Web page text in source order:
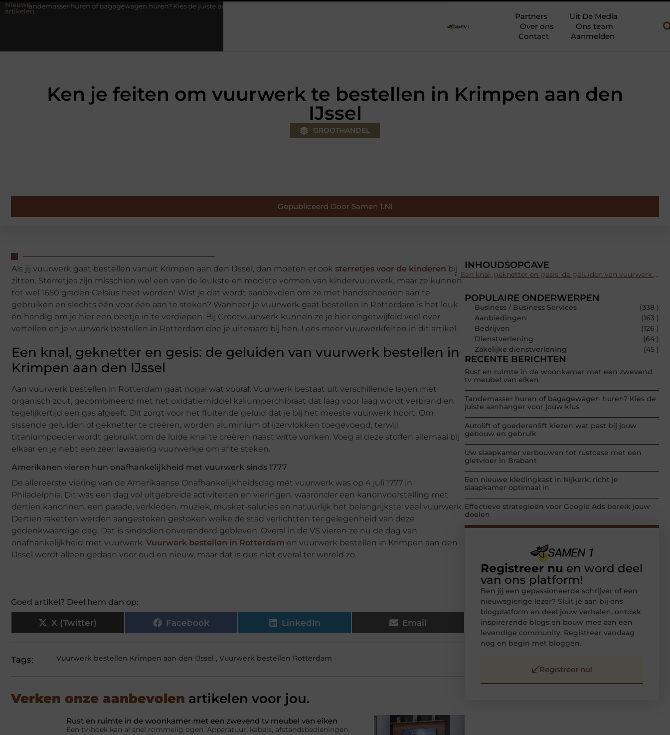
Nieuwe
artikelen
huren of bagagewagen huren? Kies de juiste aanhanger voor jouw klus
Partners
Uit De Media
Over ons
Ons team
Contact
Aanmelden
Ken je feiten om vuurwerk te bestellen in Krimpen aan den
IJssel
GROOTHANDEL
Gepubliceerd Door Samen 1.nl
Als jij vuurwerk gaat bestellen vanuit Krimpen aan den IJssel, dan moeten er ook sterretjes voor de kinderen bij
zitten. Sterretjes zijn misschien wel een van de leukste en mooiste vormen van kindervuurwerk, maar ze kunnen
tot wel 1650 graden Celsius heet worden! Wist je dat wordt aanbevolen om ze met handschoenen aan te
gebruiken en slechts één voor één aan te steken? Wanneer je vuurwerk gaat bestellen in Rotterdam is het leuk
én handig om je hier een beetje in te verdiepen. Bij Grootvuurwerk kunnen ze je hier ongetwijfeld veel over
vertellen en je vuurwerk bestellen in Rotterdam doe je uiteraard bij hen. Lees meer vuurwerkfeiten in dit artikel.
Een knal, geknetter en gesis: de geluiden van vuurwerk bestellen in
Krimpen aan den IJssel
Aan vuurwerk bestellen in Rotterdam gaat nogal wat vooraf. Vuurwerk bestaat uit verschillende lagen met
organisch zout, gecombineerd met het oxidatiemiddel kaliumperchloraat dat laag voor laag wordt verbrand en
tegelijkertijd een gas afgeeft. Dit zorgt voor het fluitende geluid dat je bij het meeste vuurwerk hoort. Om
sissende geluiden of geknetter te creëren, worden aluminium of ijzervlokken toegevoegd, terwijl
titaniumpoeder wordt gebruikt om de luide knal te creëren naast witte vonken. Voeg al deze stoffen allemaal bij
elkaar en je hebt een zeer lawaaierig vuurwerkje om af te steken.
Amerikanen vieren hun onafhankelijkheid met vuurwerk sinds 1777
De allereerste viering van de Amerikaanse Onafhankelijkheidsdag mét vuurwerk was op 4 juli 1777 in
Philadelphia. Dit was een dag vol uitgebreide activiteiten en vieringen, waaronder een kanonvoorstelling met
dertien kanonnen, een parade, verkleden, muziek, musket-saluties en natuurlijk het belangrijkste: veel vuurwerk.
Dertien raketten werden aangestoken gestoken welke de stad verlichtten ter gelegenheid van deze
gedenkwaardige dag. Dat is sindsdien onveranderd gebleven. Overal in de VS vieren ze nu de dag van
onafhankelijkheid met vuurwerk. Vuurwerk bestellen in Rotterdam en vuurwerk bestellen in Krimpen aan den
IJssel wordt alleen gedaan voor oud en nieuw, maar dat is dus niet overal ter wereld zo.
Goed artikel? Deel hem dan op:
X (Twitter) Facebook LinkedIn Email
Tags: Vuurwerk bestellen Krimpen aan den IJssel , Vuurwerk bestellen Rotterdam
Verken onze aanbevolen artikelen voor jou.
Rust en ruimte in de woonkamer met een zwevend tv meubel van eiken
Een tv-hoek kan al snel rommelig ogen. Apparatuur, kabels, afstandsbedieningen
INHOUDSOPGAVE
Een knal, geknetter en gesis: de geluiden van vuurwerk bestellen in Krimpen aan den IJssel
POPULAIRE ONDERWERPEN
Business / Business Services
(338 )
Aanbiedingen
(163 )
Bedrijven
(126 )
Dienstverlening
(64 )
Zakelijke dienstverlening
(45 )
RECENTE BERICHTEN
Rust en ruimte in de woonkamer met een zwevend
tv meubel van eiken
Tandemasser huren of bagagewagen huren? Kies de
juiste aanhanger voor jouw klus
Autolift of goederenlift kiezen wat past bij jouw
gebouw en gebruik
Uw slaapkamer verbouwen tot rustoase met een
gietvloer in Brabant
Een nieuwe kledingkast in Nijkerk: richt je
slaapkamer optimaal in
Effectieve strategieën voor Google Ads bereik jouw
doelen
Registreer nu en word deel
van ons platform!
Ben jij een gepassioneerde schrijver of een
nieuwsgierige lezer? Sluit je aan bij ons
blogplatform en deel jouw verhalen, ontdek
inspirerende blogs en bouw mee aan een
levendige community. Registreer vandaag
nog en begin met bloggen.
Registreer nu!